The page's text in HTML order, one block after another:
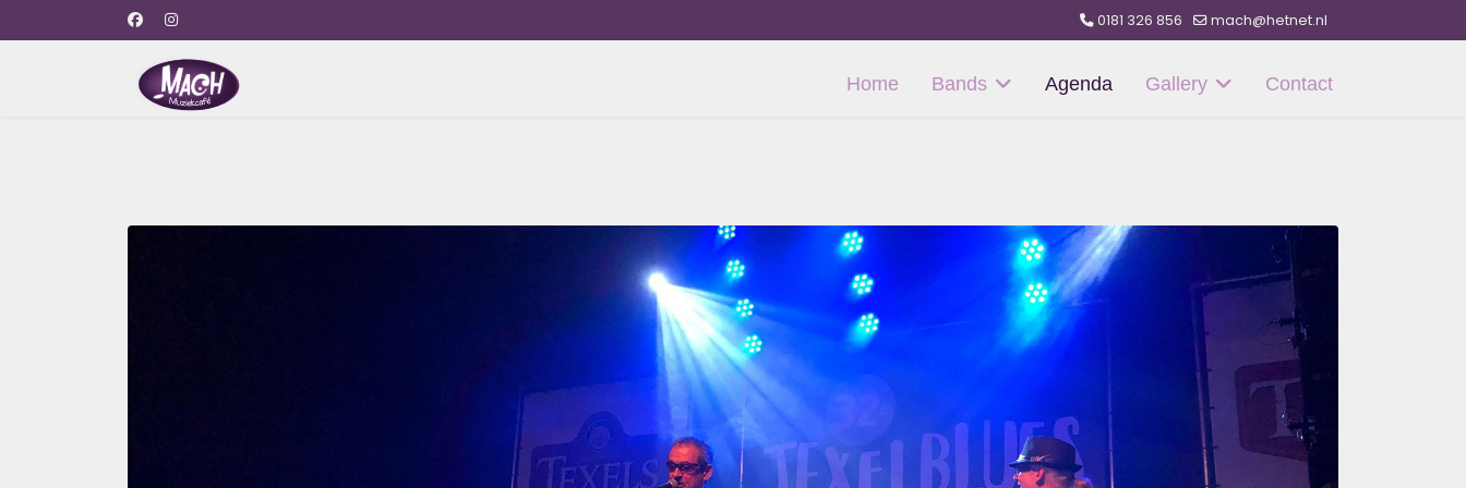
0181 326 856 mach@hetnet.nl
Home Bands Agenda Gallery Contact